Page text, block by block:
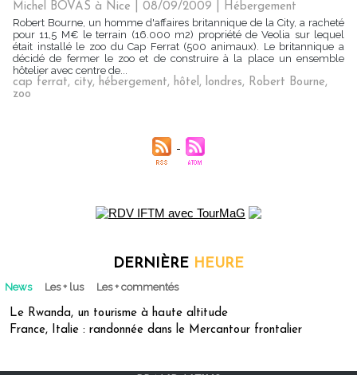
Michel BOVAS à Nice | 08/09/2009
Hébergement
Robert Bourne, un homme d'affaires britannique de la City, a racheté
pour 11,5 M€ le terrain (16.000 m2) propriété de Veolia sur lequel
était installé le zoo du Cap Ferrat (500 animaux). Le britannique a
décidé de fermer le zoo et de construire à la place un ensemble
hôtelier avec centre de...
cap ferrat, city, hébergement, hôtel, londres, Robert Bourne,
zoo
DERNIÈRE HEURE
News Les + lus Les + commentés
Le Rwanda, un tourisme à haute altitude
France, Italie : randonnée dans le Mercantour frontalier